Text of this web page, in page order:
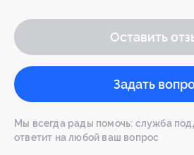
Оставить
Задать
Мы всегда рады помочь: служба
ответит на любой ваш вопрос